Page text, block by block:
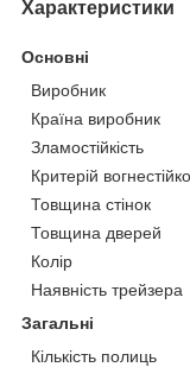
Характеристики
Основні
Виробник
Країна виробник
Зламостійкість
Критерій
Товщина стінок
Товщина дверей
Колір
Наявність трейзера
Загальні
Кількість полиць